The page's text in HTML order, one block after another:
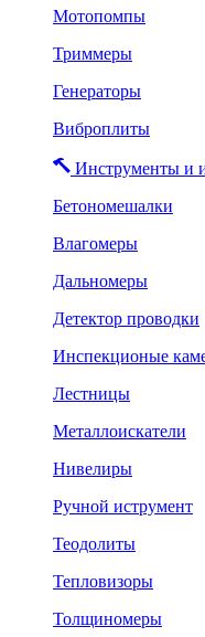
Мотопомпы
Триммеры
Генераторы
Виброплиты
Инструменты и
Бетономешалки
Влагомеры
Дальномеры
Детектор проводки
Инспекционые
Лестницы
Металлоискатели
Нивелиры
Ручной иструмент
Теодолиты
Тепловизоры
Толщиномеры